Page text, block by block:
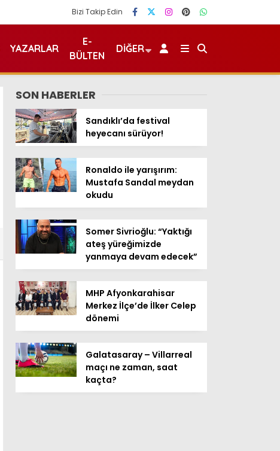
Bizi Takip Edin
YAZARLAR
E-
BÜLTEN
DIĞER
SON HABERLER
Sandıklı’da festival
heyecanı sürüyor!
Ronaldo ile yarışırım:
Mustafa Sandal meydan
okudu
Somer Sivrioğlu: “Yaktığı
ateş yüreğimizde
yanmaya devam edecek”
MHP Afyonkarahisar
Merkez İlçe’de İlker Celep
dönemi
Galatasaray – Villarreal
maçı ne zaman, saat
kaçta?